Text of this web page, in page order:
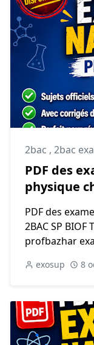
2bac , 2bac
PDF des
physique
PDF des
2BAC SP
profbazhar
exosup 8